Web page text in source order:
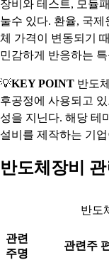
장비와 테스트, 모듈
눌수 있다. 환율, 국
체 가격이 변동되기
민감하게 반응하는
💡KEY POINT 반도
후공정에 사용되고
성을 지닌다. 해당 테
설비를 제작하는 기
반도체장비
반도
관련
주명
관련주